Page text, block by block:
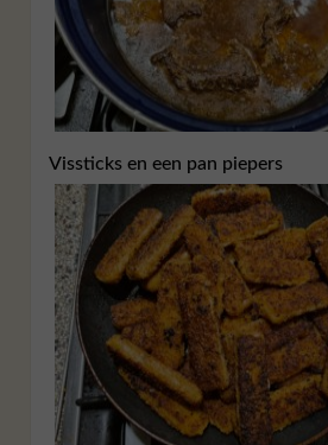
Vissticks en een pan piepers